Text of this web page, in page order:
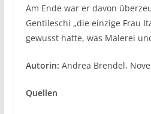
Am Ende war er davon
Gentileschi „die einzige Frau
gewusst hatte, was Malerei
Autorin: Andrea Brendel,
Quellen